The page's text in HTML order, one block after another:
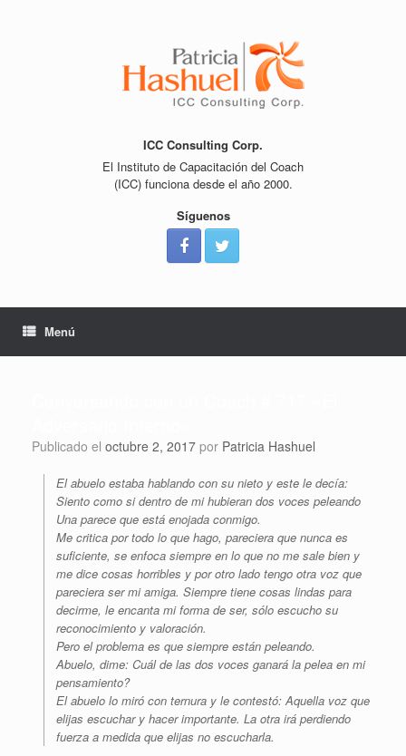
ICC Consulting Corp.
El Instituto de Capacitación del Coach
(ICC) funciona desde el año 2000.
Síguenos
Menú
Publicado el octubre 2, 2017 por Patricia Hashuel
El abuelo estaba hablando con su nieto y este le decía:
Siento como si dentro de mi hubieran dos voces peleando
Una parece que está enojada conmigo.
Me critica por todo lo que hago, pareciera que nunca es
suficiente, se enfoca siempre en lo que no me sale bien y
me dice cosas horribles y por otro lado tengo otra voz que
pareciera ser mi amiga. Siempre tiene cosas lindas para
decirme, le encanta mi forma de ser, sólo escucho su
reconocimiento y valoración.
Pero el problema es que siempre están peleando.
Abuelo, dime: Cuál de las dos voces ganará la pelea en mi
pensamiento?
El abuelo lo miró con ternura y le contestó: Aquella voz que
elijas escuchar y hacer importante. La otra irá perdiendo
fuerza a medida que elijas no escucharla.